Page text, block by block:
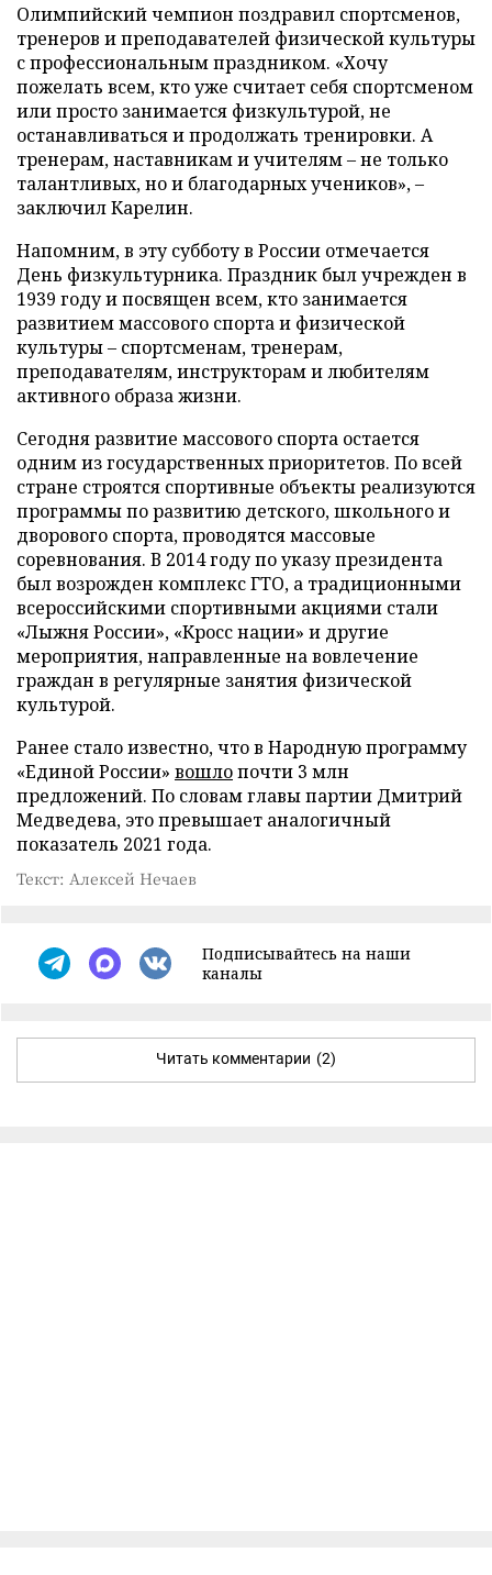
Олимпийский чемпион поздравил спортсменов,
тренеров и преподавателей физической культуры
с профессиональным праздником. «Хочу
пожелать всем, кто уже считает себя спортсменом
или просто занимается физкультурой, не
останавливаться и продолжать тренировки. А
тренерам, наставникам и учителям – не только
талантливых, но и благодарных учеников», –
заключил Карелин.
Напомним, в эту субботу в России отмечается
День физкультурника. Праздник был учрежден в
1939 году и посвящен всем, кто занимается
развитием массового спорта и физической
культуры – спортсменам, тренерам,
преподавателям, инструкторам и любителям
активного образа жизни.
Сегодня развитие массового спорта остается
одним из государственных приоритетов. По всей
стране строятся спортивные объекты реализуются
программы по развитию детского, школьного и
дворового спорта, проводятся массовые
соревнования. В 2014 году по указу президента
был возрожден комплекс ГТО, а традиционными
всероссийскими спортивными акциями стали
«Лыжня России», «Кросс нации» и другие
мероприятия, направленные на вовлечение
граждан в регулярные занятия физической
культурой.
Ранее стало известно, что в Народную программу
«Единой России» вошлопочти 3 млн
предложений. По словам главы партии Дмитрий
Медведева, это превышает аналогичный
показатель 2021 года.
Текст: Алексей Нечаев
Подписывайтесь на наши
каналы
Читать комментарии (2)